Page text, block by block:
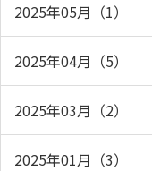
2025年05月（1）
2025年04月（5）
2025年03月（2）
2025年01月（3）